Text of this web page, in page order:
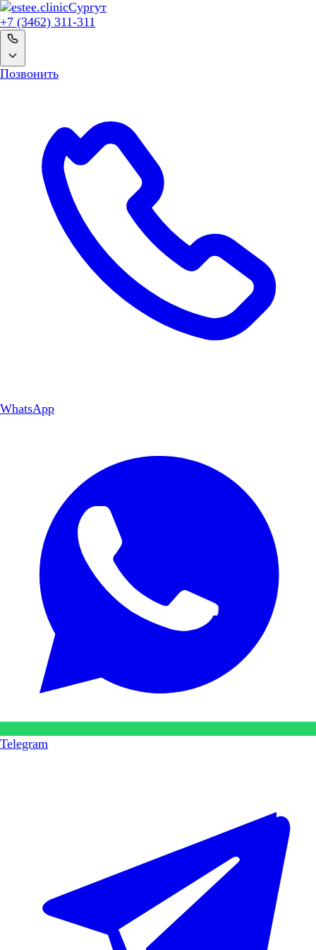
Сургут
+7 (3462) 311-311
Позвонить
WhatsApp
Telegram